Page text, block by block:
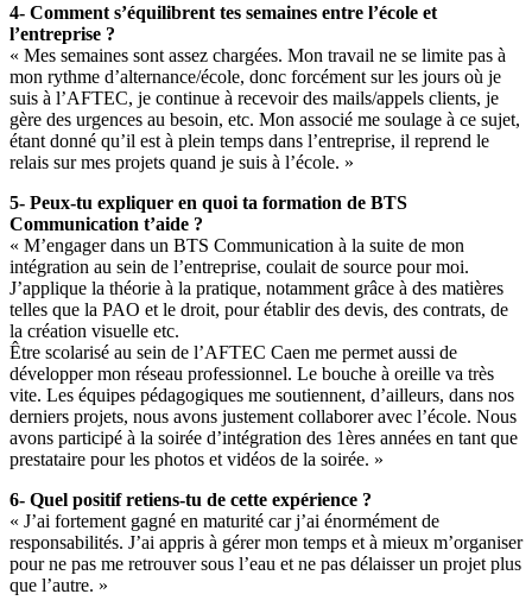
4- Comment s’équilibrent tes semaines entre l’école et
l’entreprise ?
« Mes semaines sont assez chargées. Mon travail ne se limite pas à
mon rythme d’alternance/école, donc forcément sur les jours où je
suis à l’AFTEC, je continue à recevoir des mails/appels clients, je
gère des urgences au besoin, etc. Mon associé me soulage à ce sujet,
étant donné qu’il est à plein temps dans l’entreprise, il reprend le
relais sur mes projets quand je suis à l’école. »
5- Peux-tu expliquer en quoi ta formation de BTS
Communication t’aide ?
« M’engager dans un BTS Communication à la suite de mon
intégration au sein de l’entreprise, coulait de source pour moi.
J’applique la théorie à la pratique, notamment grâce à des matières
telles que la PAO et le droit, pour établir des devis, des contrats, de
la création visuelle etc.
Être scolarisé au sein de l’AFTEC Caen me permet aussi de
développer mon réseau professionnel. Le bouche à oreille va très
vite. Les équipes pédagogiques me soutiennent, d’ailleurs, dans nos
derniers projets, nous avons justement collaborer avec l’école. Nous
avons participé à la soirée d’intégration des 1ères années en tant que
prestataire pour les photos et vidéos de la soirée. »
6- Quel positif retiens-tu de cette expérience ?
« J’ai fortement gagné en maturité car j’ai énormément de
responsabilités. J’ai appris à gérer mon temps et à mieux m’organiser
pour ne pas me retrouver sous l’eau et ne pas délaisser un projet plus
que l’autre. »